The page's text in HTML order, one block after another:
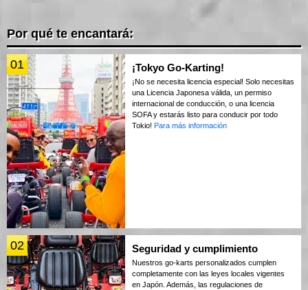
Por qué te encantará:
01 ¡Tokyo Go-Karting!
¡No se necesita licencia especial! Solo necesitas
una Licencia Japonesa válida, un permiso
internacional de conducción, o una licencia
SOFA y estarás listo para conducir por todo
Tokio! Para más información
02 Seguridad y cumplimiento
Nuestros go-karts personalizados cumplen
completamente con las leyes locales vigentes
en Japón. Además, las regulaciones de